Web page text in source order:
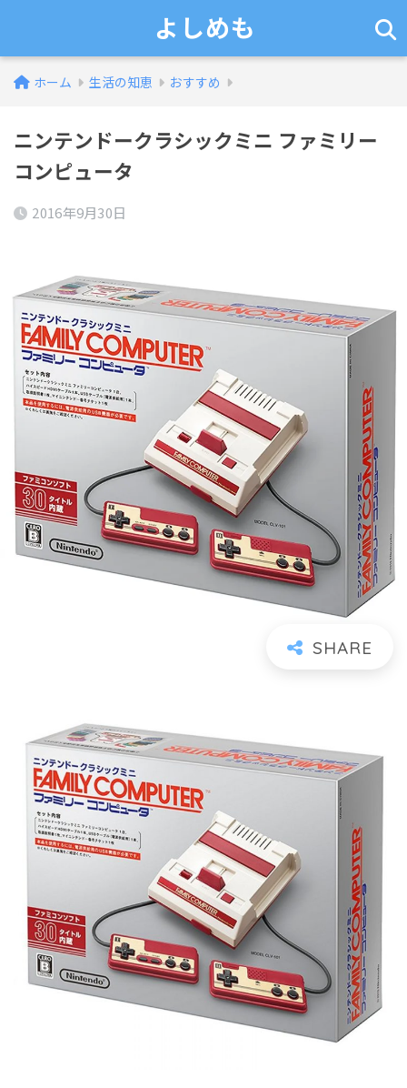
よしめも
ホーム 生活の知恵 おすすめ
ニンテンドークラシックミニ ファミリー
コンピュータ
2016年9月30日